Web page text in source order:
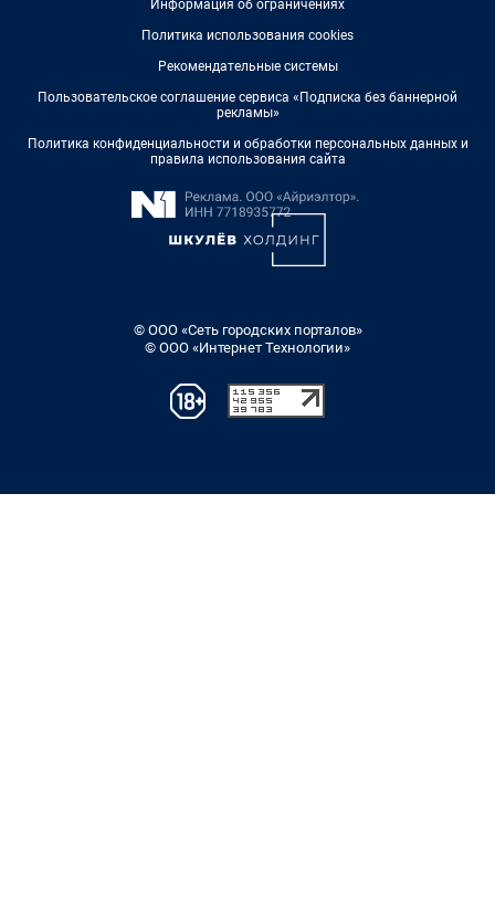
Информация об ограничениях
Политика использования cookies
Рекомендательные системы
Пользовательское соглашение сервиса «Подписка без баннерной
рекламы»
Политика конфиденциальности и обработки персональных данных и
правила использования сайта
© ООО «Сеть городских порталов»
© ООО «Интернет Технологии»